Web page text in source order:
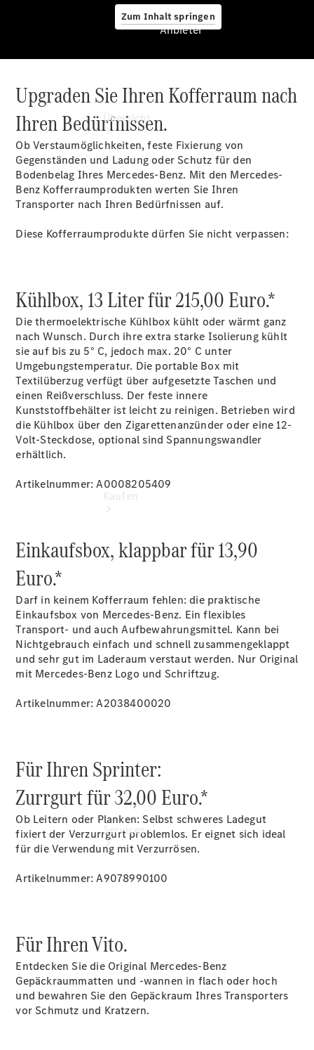
Zum Inhalt springen
Anbieter
Übersicht
Startseite
vereinbaren
Beratung
vereinbaren
Servicetermin
vereinbaren
Übersicht
Gebrauchtwagensuche
Junge
Sterne
Digitale
Extras
Services
Übersicht
Reifen &
Kompletträder
Anbieter
Upgraden Sie Ihren Kofferraum nach
Ihren Bedürfnissen.
Ob Verstaumöglichkeiten, feste Fixierung von
Gegenständen und Ladung oder Schutz für den
Bodenbelag Ihres Mercedes-Benz. Mit den Mercedes-
Benz Kofferraumprodukten werten Sie Ihren
Transporter nach Ihren Bedürfnissen auf.
Diese Kofferraumprodukte dürfen Sie nicht verpassen:
Kühlbox, 13 Liter für 215,00 Euro.*
Die thermoelektrische Kühlbox kühlt oder wärmt ganz
nach Wunsch. Durch ihre extra starke Isolierung kühlt
sie auf bis zu 5° C, jedoch max. 20° C unter
Umgebungstemperatur. Die portable Box mit
Textilüberzug verfügt über aufgesetzte Taschen und
einen Reißverschluss. Der feste innere
Kunststoffbehälter ist leicht zu reinigen. Betrieben wird
die Kühlbox über den Zigarettenanzünder oder eine 12-
Volt-Steckdose, optional sind Spannungswandler
erhältlich.
Artikelnummer: A0008205409
Einkaufsbox, klappbar für 13,90
Euro.*
Darf in keinem Kofferraum fehlen: die praktische
Einkaufsbox von Mercedes-Benz. Ein flexibles
Transport- und auch Aufbewahrungsmittel. Kann bei
Nichtgebrauch einfach und schnell zusammengeklappt
und sehr gut im Laderaum verstaut werden. Nur Original
mit Mercedes-Benz Logo und Schriftzug.
Artikelnummer: A2038400020
Für Ihren Sprinter:
Zurrgurt für 32,00 Euro.*
Ob Leitern oder Planken: Selbst schweres Ladegut
fixiert der Verzurrgurt problemlos. Er eignet sich ideal
für die Verwendung mit Verzurrösen.
Artikelnummer: A9078990100
Für Ihren Vito.
Entdecken Sie die Original Mercedes-Benz
Gepäckraummatten und -wannen in flach oder hoch
und bewahren Sie den Gepäckraum Ihres Transporters
vor Schmutz und Kratzern.